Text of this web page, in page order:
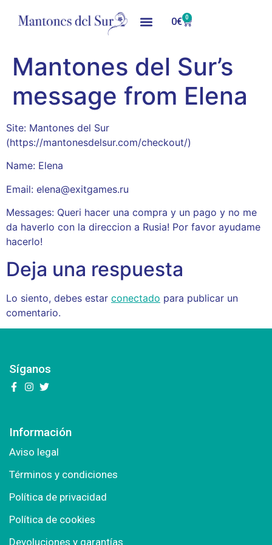
0€ 0
Mantones del Sur’s
message from Elena
Site: Mantones del Sur
(https://mantonesdelsur.com/checkout/)
Name: Elena
Email: elena@exitgames.ru
Messages: Queri hacer una compra y un pago y no me
da haverlo con la direccion a Rusia! Por favor ayudame
hacerlo!
Deja una respuesta
Lo siento, debes estar conectado para publicar un
comentario.
Síganos
Información
Aviso legal
Términos y condiciones
Política de privacidad
Política de cookies
Devoluciones y garantías